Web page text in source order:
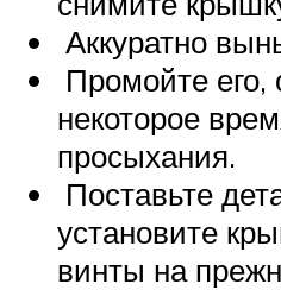
Аккуратно
Промойте его,
некоторое
просыхания.
Поставьте
установите
винты на